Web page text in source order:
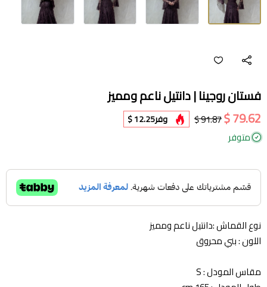
فستان روجينا | دانتيل ناعم ومميز
79.62 $
91.87 $ وفر12.25 $
متوفر
نوع القماش :دانتيل ناعم ومميز
اللون : بني محروق
مقاس المودل : S